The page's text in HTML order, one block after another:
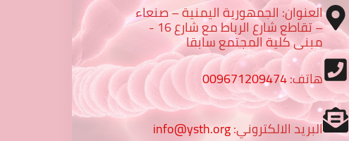
العنوان: الجمهورية اليمنية – صنعاء
– تقاطع شارع الرباط مع شارع 16 -
مبنى كلية المجتمع سابقا
هاتف:009671209474
البريد الالكتروني:info@ysth.org